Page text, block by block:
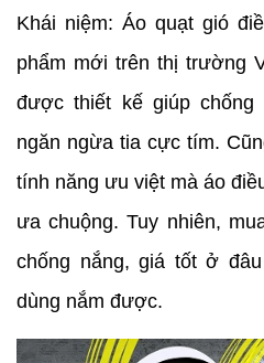
Khái niệm: Áo quạt gió
phẩm mới trên thị trường
được thiết kế giúp
ngăn ngừa tia cực tím.
tính năng ưu việt mà áo
ưa chuộng. Tuy nhiên,
chống nắng, giá tốt ở
dùng nắm được.